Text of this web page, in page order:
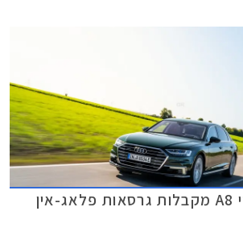
אאודי A6 ואאודי A8 מקבלות גרסאות פלאג-אין